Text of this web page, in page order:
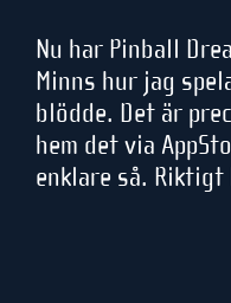
Nu har Pinball
Minns hur jag
blödde. Det är
hem det via
enklare så.